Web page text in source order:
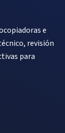
e
revisión
para